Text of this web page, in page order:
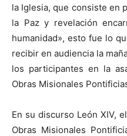
la Iglesia, que consiste en
la Paz y revelación
humanidad», esto fue lo
recibir en audiencia la
los participantes en la
Obras Misionales
En su discurso León XIV,
Obras Misionales